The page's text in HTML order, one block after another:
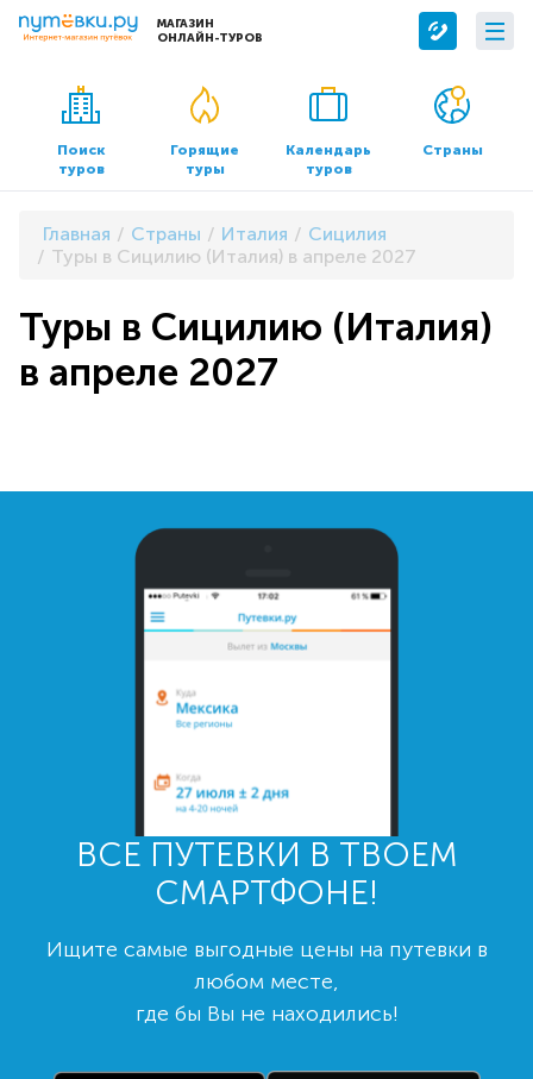
МАГАЗИН
ОНЛАЙН-ТУРОВ
Сервисы
Бронирование отелей
Трансфер
О компании
О нас
Контакты
Документы и реквизиты
Поиск
туров
Горящие
туры
Календарь
туров
Страны
Главная Страны Италия
Сицилия
Туры в Сицилию (Италия) в апреле 2027
Туры в Сицилию (Италия)
в апреле 2027
ВСЕ ПУТЕВКИ В ТВОЕМ
СМАРТФОНЕ!
Ищите самые выгодные цены на путевки в
любом месте,
где бы Вы не находились!